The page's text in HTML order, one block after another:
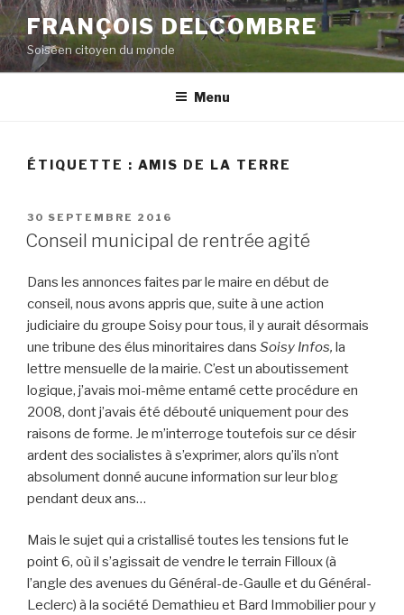
Aller
au
contenu
principal
FRANÇOIS DELCOMBRE
Soiséen citoyen du monde
Menu
ÉTIQUETTE : AMIS DE LA TERRE
PUBLIÉ
LE
30 SEPTEMBRE 2016
Conseil municipal de rentrée agité
Dans les annonces faites par le maire en début de
conseil, nous avons appris que, suite à une action
judiciaire du groupe Soisy pour tous, il y aurait désormais
une tribune des élus minoritaires dans Soisy Infos, la
lettre mensuelle de la mairie. C’est un aboutissement
logique, j’avais moi-même entamé cette procédure en
2008, dont j’avais été débouté uniquement pour des
raisons de forme. Je m’interroge toutefois sur ce désir
ardent des socialistes à s’exprimer, alors qu’ils n’ont
absolument donné aucune information sur leur blog
pendant deux ans…
Mais le sujet qui a cristallisé toutes les tensions fut le
point 6, où il s’agissait de vendre le terrain Filloux (à
l’angle des avenues du Général-de-Gaulle et du Général-
Leclerc) à la société Demathieu et Bard Immobilier pour y